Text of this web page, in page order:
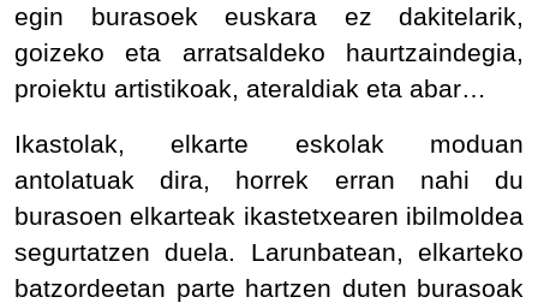
egin burasoek euskara ez dakitelarik,
goizeko eta arratsaldeko haurtzaindegia,
proiektu artistikoak, ateraldiak eta abar…
Ikastolak, elkarte eskolak moduan
antolatuak dira, horrek erran nahi du
burasoen elkarteak ikastetxearen ibilmoldea
segurtatzen duela. Larunbatean, elkarteko
batzordeetan parte hartzen duten burasoak